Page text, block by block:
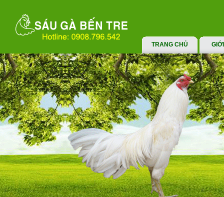
TRANG CHỦ